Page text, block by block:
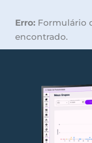
Erro: Formulário
encontrado.